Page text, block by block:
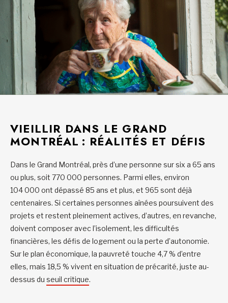
VIEILLIR DANS LE GRAND
MONTRÉAL : RÉALITÉS ET DÉFIS
Dans le Grand Montréal, près d’une personne sur six a 65 ans
ou plus, soit 770 000 personnes. Parmi elles, environ
104 000 ont dépassé 85 ans et plus, et 965 sont déjà
centenaires. Si certaines personnes aînées poursuivent des
projets et restent pleinement actives, d’autres, en revanche,
doivent composer avec l’isolement, les difficultés
financières, les défis de logement ou la perte d’autonomie.
Sur le plan économique, la pauvreté touche 4,7 % d’entre
elles, mais 18,5 % vivent en situation de précarité, juste au-
dessus du seuil critique.